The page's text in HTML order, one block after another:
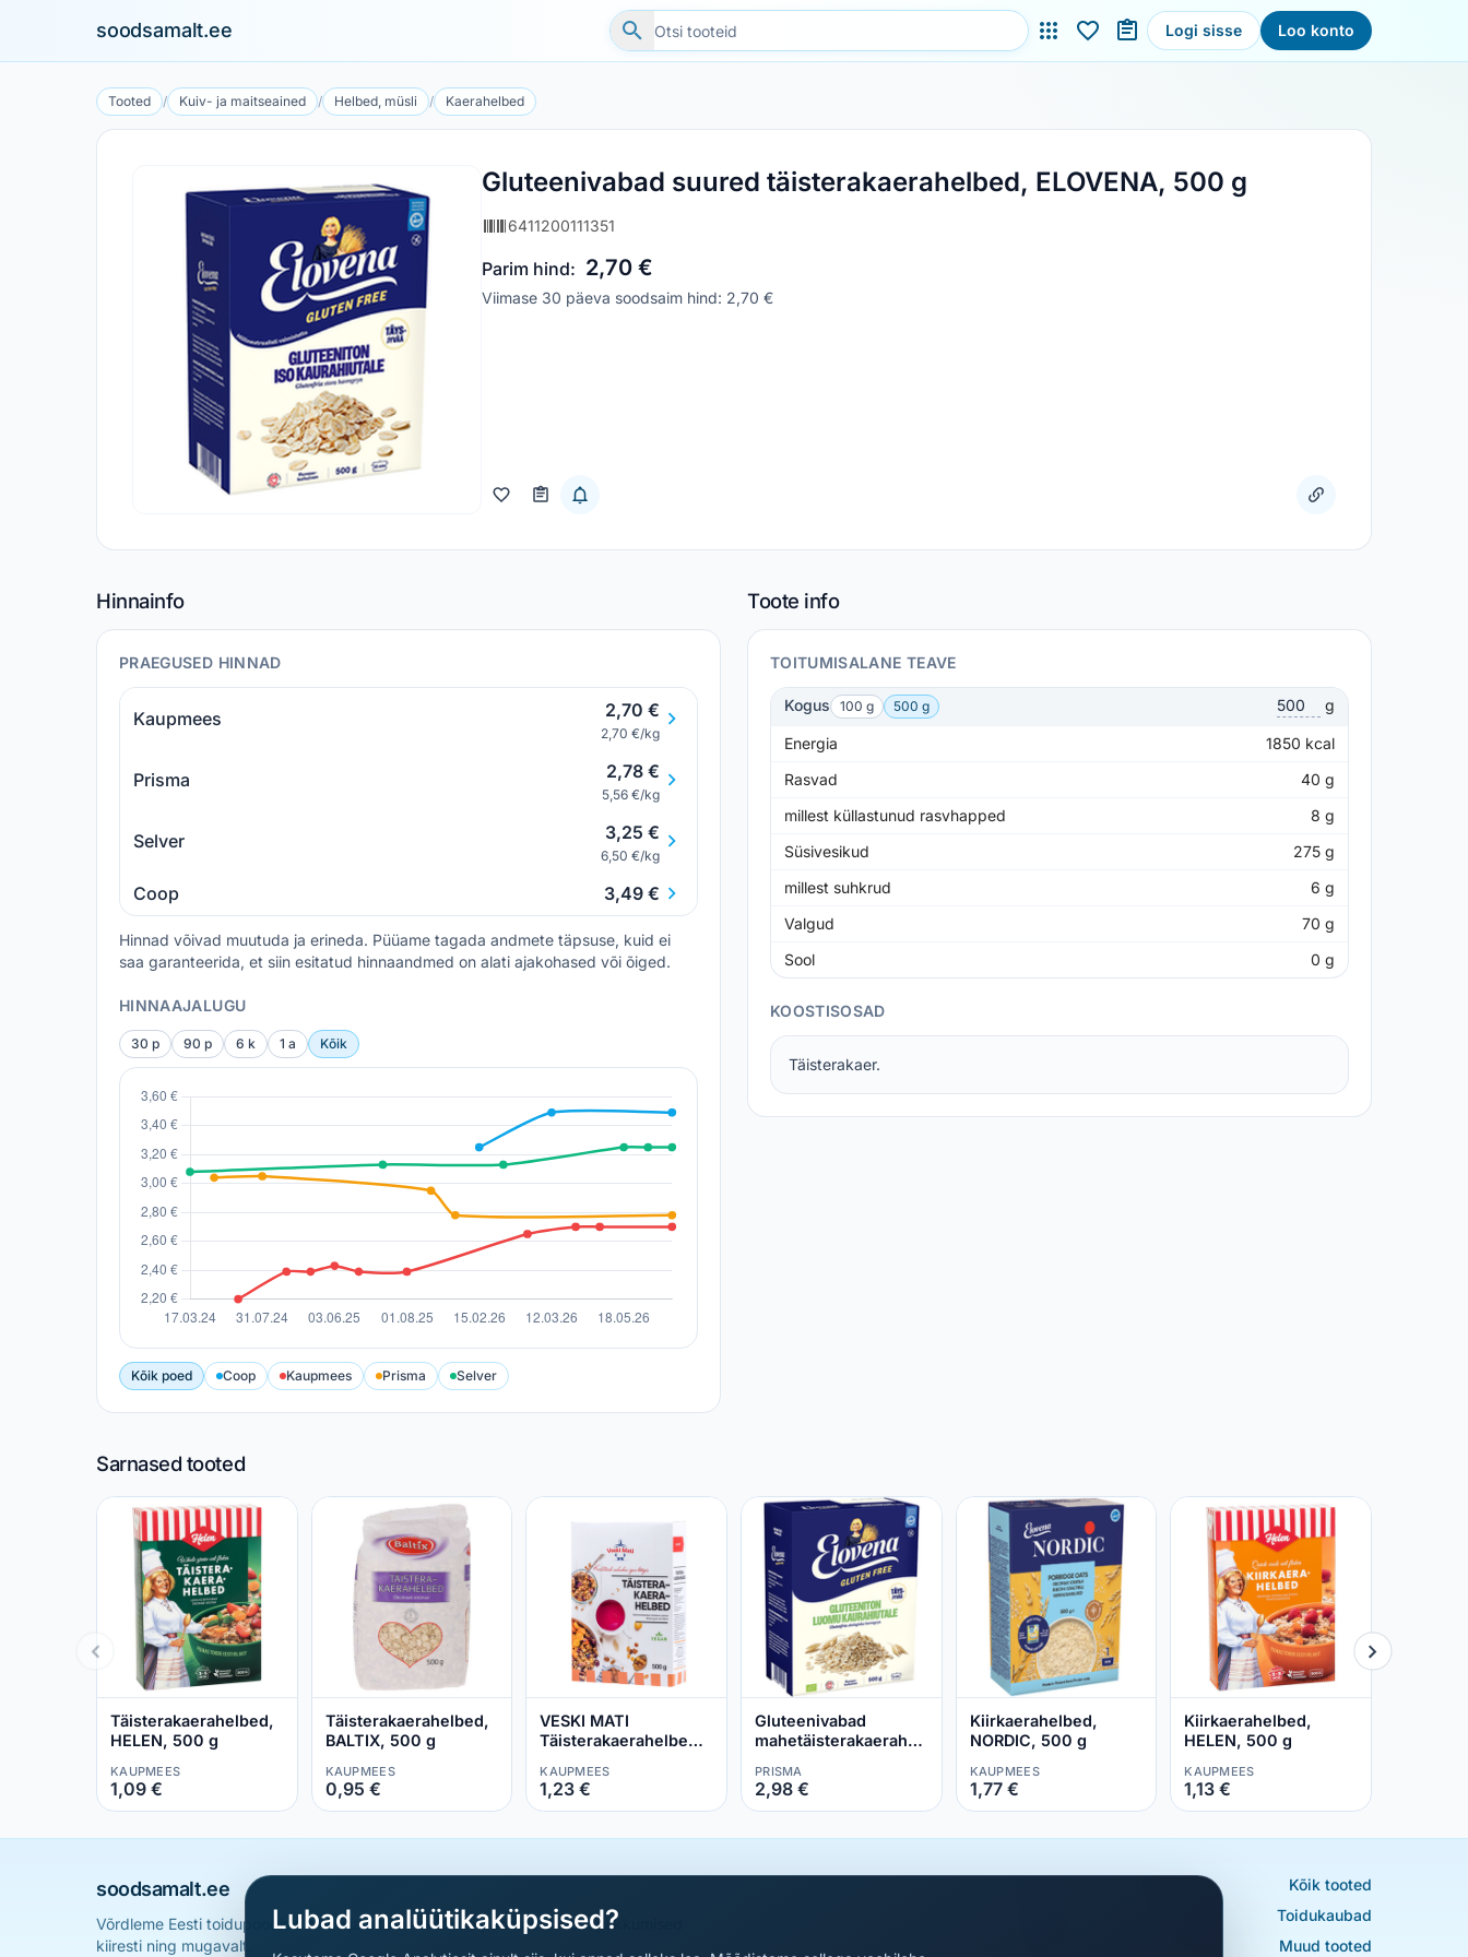
soodsamalt.ee Logi sisse Loo konto
Tooted / Kuiv- ja maitseained / Helbed, müsli / Kaerahelbed
Gluteenivabad suured täisterakaerahelbed, ELOVENA, 500 g
6411200111351
Parim hind: 2,70 €
Viimase 30 päeva soodsaim hind: 2,70 €
Hinnainfo
PRAEGUSED HINNAD
Kaupmees 2,70 €
2,70 €/kg
Prisma 2,78 €
5,56 €/kg
Selver 3,25 €
6,50 €/kg
Coop 3,49 €
Hinnad võivad muutuda ja erineda. Püüame tagada andmete täpsuse, kuid ei
saa garanteerida, et siin esitatud hinnaandmed on alati ajakohased või õiged.
HINNAAJALUGU
30 p 90 p 6 k 1 a Kõik
Kõik poed Coop Kaupmees Prisma Selver
Toote info
TOITUMISALANE TEAVE
Kogus 100 g 500 g g
Energia 1850 kcal
Rasvad
40 g
millest küllastunud rasvhapped
8 g
Süsivesikud
275 g
millest suhkrud
6 g
Valgud
70 g
Sool
0 g
KOOSTISOSAD
Täisterakaer.
Sarnased tooted
Täisterakaerahelbed,
HELEN, 500 g
KAUPMEES
1,09 €
Täisterakaerahelbed,
BALTIX, 500 g
KAUPMEES
0,95 €
VESKI MATI
Täisterakaerahelbed
KAUPMEES
1,23 €
Gluteenivabad
mahetäisterakaerahelbed
PRISMA
2,98 €
Kiirkaerahelbed,
NORDIC, 500 g
KAUPMEES
1,77 €
Kiirkaerahelbed,
HELEN, 500 g
KAUPMEES
1,13 €
soodsamalt.ee
Võrdleme Eesti toidupoodide hindu ja aitame sul leida parimad sooduspakkumised
kiiresti ning mugavalt.
Kõik tooted
Toidukaubad
Muud tooted
Lubad analüütikaküpsised?